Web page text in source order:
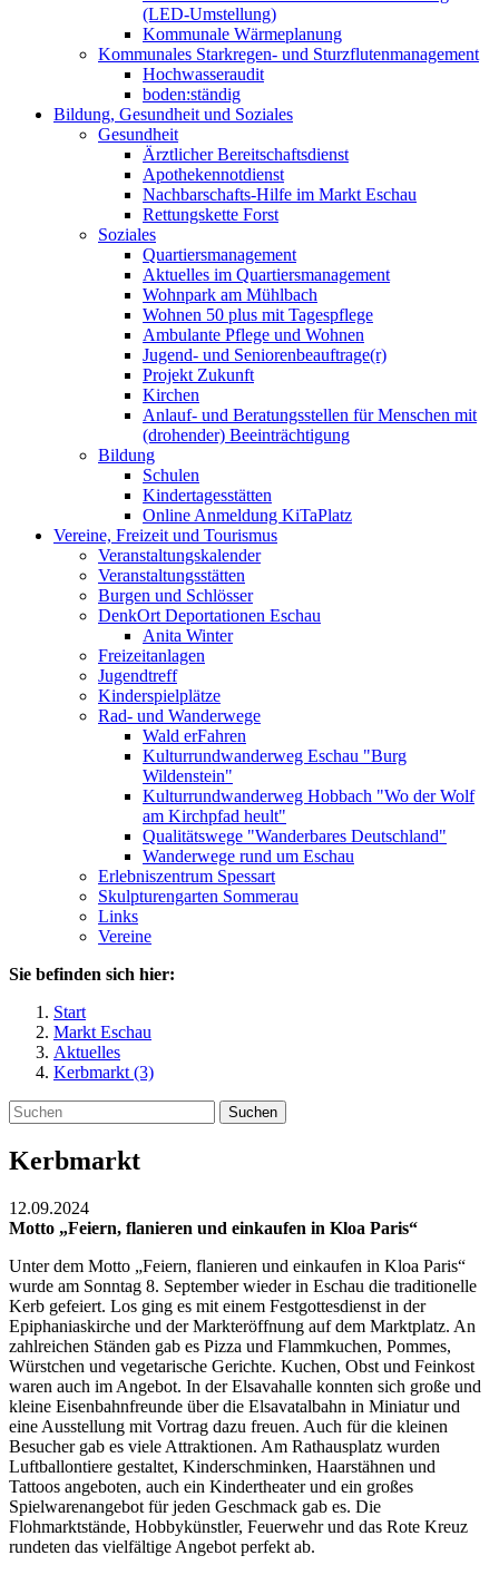
(LED-Umstellung)
Kommunale Wärmeplanung
Kommunales Starkregen- und Sturzflutenmanagement
Hochwasseraudit
boden:ständig
Bildung, Gesundheit und Soziales
Gesundheit
Ärztlicher Bereitschaftsdienst
Apothekennotdienst
Nachbarschafts-Hilfe im Markt Eschau
Rettungskette Forst
Soziales
Quartiersmanagement
Aktuelles im Quartiersmanagement
Wohnpark am Mühlbach
Wohnen 50 plus mit Tagespflege
Ambulante Pflege und Wohnen
Jugend- und Seniorenbeauftrage(r)
Projekt Zukunft
Kirchen
Anlauf- und Beratungsstellen für Menschen mit
(drohender) Beeinträchtigung
Bildung
Schulen
Kindertagesstätten
Online Anmeldung KiTaPlatz
Vereine, Freizeit und Tourismus
Veranstaltungskalender
Veranstaltungsstätten
Burgen und Schlösser
DenkOrt Deportationen Eschau
Anita Winter
Freizeitanlagen
Jugendtreff
Kinderspielplätze
Rad- und Wanderwege
Wald erFahren
Kulturrundwanderweg Eschau "Burg
Wildenstein"
Kulturrundwanderweg Hobbach "Wo der Wolf
am Kirchpfad heult"
Qualitätswege "Wanderbares Deutschland"
Wanderwege rund um Eschau
Erlebniszentrum Spessart
Skulpturengarten Sommerau
Links
Vereine
Sie befinden sich hier:
Start
Markt Eschau
Aktuelles
Kerbmarkt (3)
Suchen
Kerbmarkt
12.09.2024
Motto „Feiern, flanieren und einkaufen in Kloa Paris“
Unter dem Motto „Feiern, flanieren und einkaufen in Kloa Paris“
wurde am Sonntag 8. September wieder in Eschau die traditionelle
Kerb gefeiert. Los ging es mit einem Festgottesdienst in der
Epiphaniaskirche und der Markteröffnung auf dem Marktplatz. An
zahlreichen Ständen gab es Pizza und Flammkuchen, Pommes,
Würstchen und vegetarische Gerichte. Kuchen, Obst und Feinkost
waren auch im Angebot. In der Elsavahalle konnten sich große und
kleine Eisenbahnfreunde über die Elsavatalbahn in Miniatur und
eine Ausstellung mit Vortrag dazu freuen. Auch für die kleinen
Besucher gab es viele Attraktionen. Am Rathausplatz wurden
Luftballontiere gestaltet, Kinderschminken, Haarstähnen und
Tattoos angeboten, auch ein Kindertheater und ein großes
Spielwarenangebot für jeden Geschmack gab es. Die
Flohmarktstände, Hobbykünstler, Feuerwehr und das Rote Kreuz
rundeten das vielfältige Angebot perfekt ab.